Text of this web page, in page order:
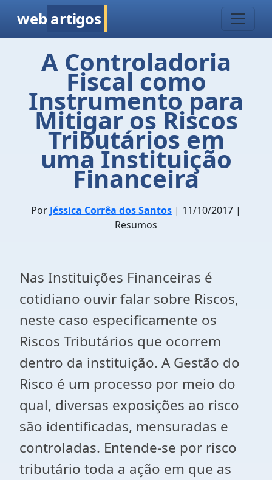
web artigos
A Controladoria
Fiscal como
Instrumento para
Mitigar os Riscos
Tributários em
uma Instituição
Financeira
Por Jéssica Corrêa dos Santos | 11/10/2017 |
Resumos
Nas Instituições Financeiras é
cotidiano ouvir falar sobre Riscos,
neste caso especificamente os
Riscos Tributários que ocorrem
dentro da instituição. A Gestão do
Risco é um processo por meio do
qual, diversas exposições ao risco
são identificadas, mensuradas e
controladas. Entende-se por risco
tributário toda a ação em que as